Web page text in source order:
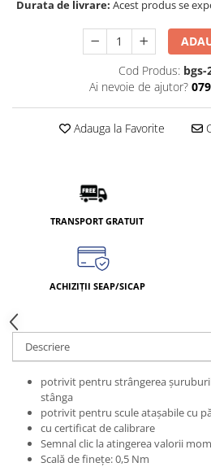
Durata de livrare: Acest produs se
Cod Produs: bgs-
Ai nevoie de ajutor?
Adauga la Favorite
TRANSPORT GRATUIT
ACHIZIȚII SEAP/SICAP
Descriere
potrivit pentru strângerea
stânga
potrivit pentru scule ataşabile cu
cu certificat de calibrare
Semnal clic la atingerea valorii
Scală de fineţe: 0,5 Nm